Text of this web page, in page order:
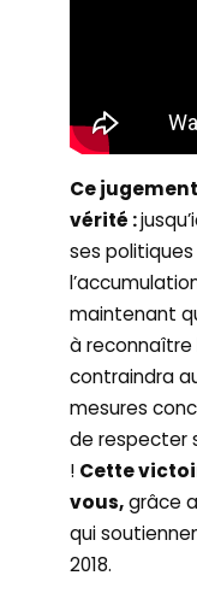
Ce
vérité :
ses
maintenant
à reconnaître
contraindra
mesures
de respecter
! Cette
vous,grâce
qui
2018.